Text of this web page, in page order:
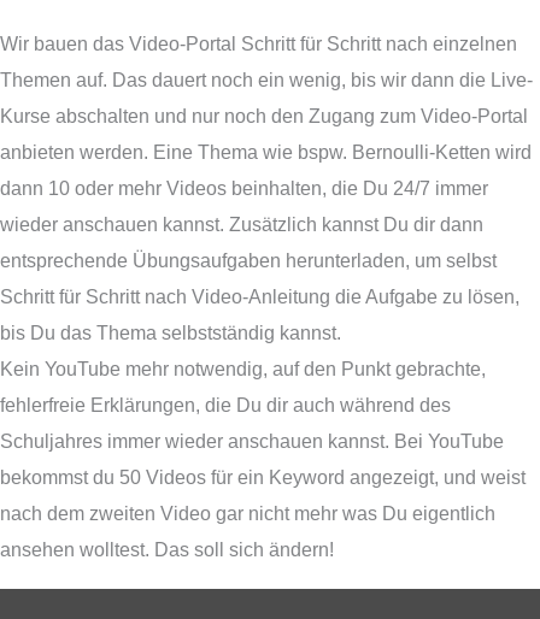
Wir bauen das Video-Portal Schritt für Schritt nach einzelnen
Themen auf. Das dauert noch ein wenig, bis wir dann die Live-
Kurse abschalten und nur noch den Zugang zum Video-Portal
anbieten werden. Eine Thema wie bspw. Bernoulli-Ketten wird
dann 10 oder mehr Videos beinhalten, die Du 24/7 immer
wieder anschauen kannst. Zusätzlich kannst Du dir dann
entsprechende Übungsaufgaben herunterladen, um selbst
Schritt für Schritt nach Video-Anleitung die Aufgabe zu lösen,
bis Du das Thema selbstständig kannst.
Kein YouTube mehr notwendig, auf den Punkt gebrachte,
fehlerfreie Erklärungen, die Du dir auch während des
Schuljahres immer wieder anschauen kannst. Bei YouTube
bekommst du 50 Videos für ein Keyword angezeigt, und weist
nach dem zweiten Video gar nicht mehr was Du eigentlich
ansehen wolltest. Das soll sich ändern!